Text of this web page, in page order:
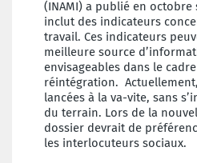
(INAMI) a publié en
inclut des indicateurs
travail. Ces indicateurs
meilleure source
envisageables dans le
réintégration.
lancées à la va-vite, sans
du terrain. Lors de la
dossier devrait de
les interlocuteurs sociaux.